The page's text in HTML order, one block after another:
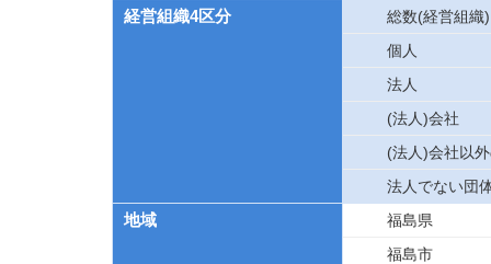
経営組織4区分
総数(経営組織)
個人
法人
(法人)会社
(法人)会社以
法人でない団
地域
福島県
福島市